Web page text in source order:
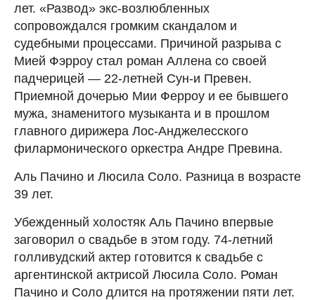
лет. «Развод» экс-возлюбленных
сопровождался громким скандалом и
судебными процессами. Причиной разрыва с
Мией Фэрроу стал роман Аллена со своей
падчерицей — 22-летней Сун-и Превен.
Приемной дочерью Мии Ферроу и ее бывшего
мужа, знаменитого музыканта и в прошлом
главного дирижера Лос-Анджелесского
филармонического оркестра Андре Превина.
Аль Пачино и Люсила Соло. Разница в возрасте
39 лет.
Убежденный холостяк Аль Пачино впервые
заговорил о свадьбе в этом году. 74-летний
голливудский актер готовится к свадьбе с
аргентинской актрисой Люсила Соло. Роман
Пачино и Соло длится на протяжении пяти лет.